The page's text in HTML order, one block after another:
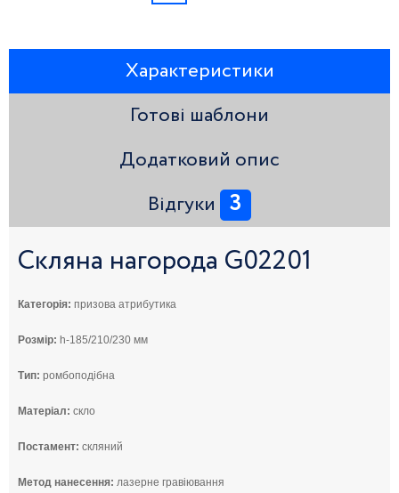
Характеристики
Готові шаблони
Додатковий опис
Відгуки 3
Скляна нагорода G02201
Категорія: призова атрибутика
Розмір: h-185/210/230 мм
Тип: ромбоподібна
Матеріал: скло
Постамент: скляний
Метод нанесення: лазерне гравіювання